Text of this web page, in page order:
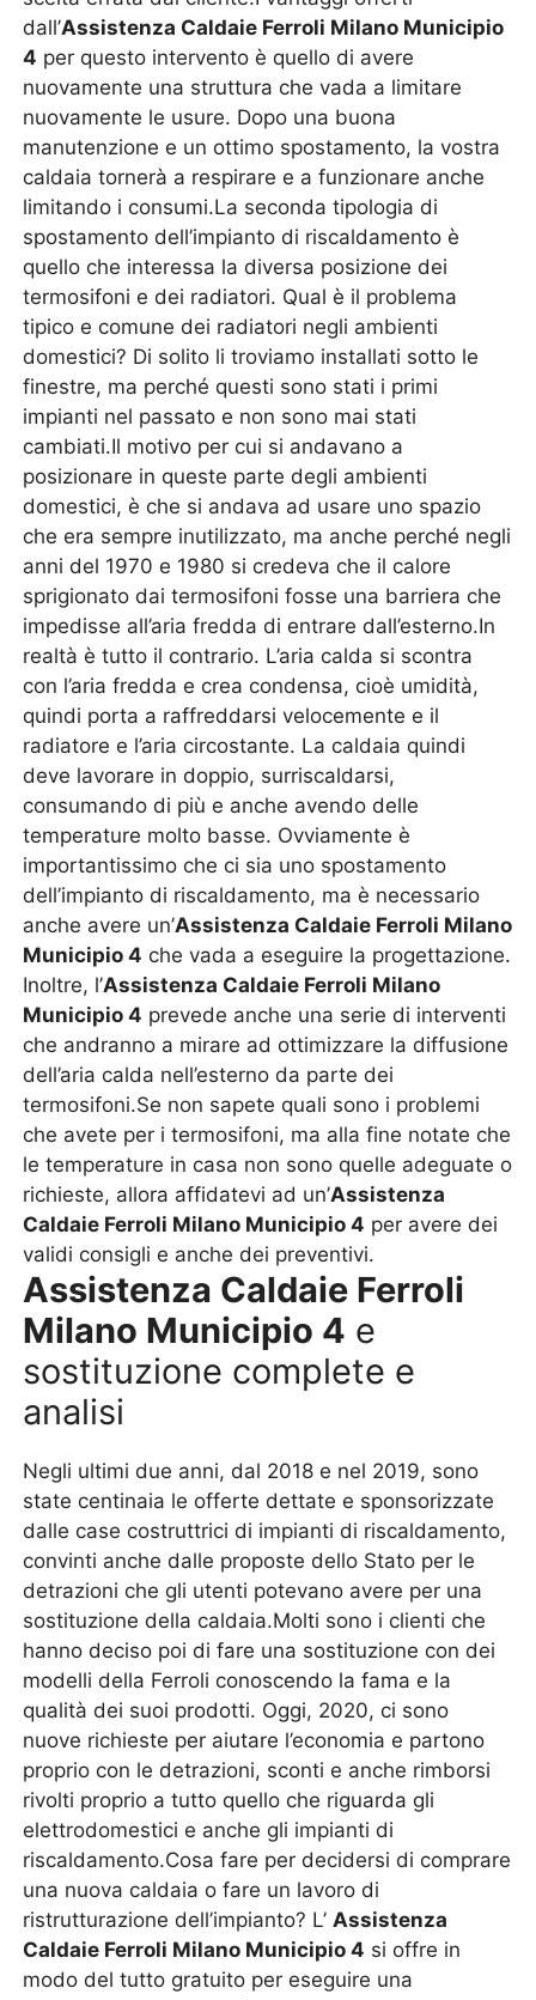
dall’Assistenza Caldaie Ferroli Milano Municipio
4 per questo intervento è quello di avere
nuovamente una struttura che vada a limitare
nuovamente le usure. Dopo una buona
manutenzione e un ottimo spostamento, la vostra
caldaia tornerà a respirare e a funzionare anche
limitando i consumi.La seconda tipologia di
spostamento dell’impianto di riscaldamento è
quello che interessa la diversa posizione dei
termosifoni e dei radiatori. Qual è il problema
tipico e comune dei radiatori negli ambienti
domestici? Di solito li troviamo installati sotto le
finestre, ma perché questi sono stati i primi
impianti nel passato e non sono mai stati
cambiati.Il motivo per cui si andavano a
posizionare in queste parte degli ambienti
domestici, è che si andava ad usare uno spazio
che era sempre inutilizzato, ma anche perché negli
anni del 1970 e 1980 si credeva che il calore
sprigionato dai termosifoni fosse una barriera che
impedisse all’aria fredda di entrare dall’esterno.In
realtà è tutto il contrario. L’aria calda si scontra
con l’aria fredda e crea condensa, cioè umidità,
quindi porta a raffreddarsi velocemente e il
radiatore e l’aria circostante. La caldaia quindi
deve lavorare in doppio, surriscaldarsi,
consumando di più e anche avendo delle
temperature molto basse. Ovviamente è
importantissimo che ci sia uno spostamento
dell’impianto di riscaldamento, ma è necessario
anche avere un’Assistenza Caldaie Ferroli Milano
Municipio 4 che vada a eseguire la progettazione.
Inoltre, l’Assistenza Caldaie Ferroli Milano
Municipio 4 prevede anche una serie di interventi
che andranno a mirare ad ottimizzare la diffusione
dell’aria calda nell’esterno da parte dei
termosifoni.Se non sapete quali sono i problemi
che avete per i termosifoni, ma alla fine notate che
le temperature in casa non sono quelle adeguate o
richieste, allora affidatevi ad un’Assistenza
Caldaie Ferroli Milano Municipio 4 per avere dei
validi consigli e anche dei preventivi.
Assistenza Caldaie Ferroli
Milano Municipio 4 e
sostituzione complete e
analisi
Negli ultimi due anni, dal 2018 e nel 2019, sono
state centinaia le offerte dettate e sponsorizzate
dalle case costruttrici di impianti di riscaldamento,
convinti anche dalle proposte dello Stato per le
detrazioni che gli utenti potevano avere per una
sostituzione della caldaia.Molti sono i clienti che
hanno deciso poi di fare una sostituzione con dei
modelli della Ferroli conoscendo la fama e la
qualità dei suoi prodotti. Oggi, 2020, ci sono
nuove richieste per aiutare l’economia e partono
proprio con le detrazioni, sconti e anche rimborsi
rivolti proprio a tutto quello che riguarda gli
elettrodomestici e anche gli impianti di
riscaldamento.Cosa fare per decidersi di comprare
una nuova caldaia o fare un lavoro di
ristrutturazione dell’impianto? L’Assistenza
Caldaie Ferroli Milano Municipio 4 si offre in
modo del tutto gratuito per eseguire una